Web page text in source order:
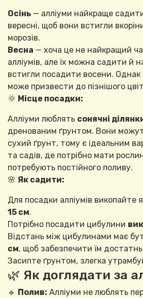
Осінь — алліуми найкраще
вересні, щоб вони встигли
морозів.
Весна — хоча це не найкращий
алліумів, але їх можна садити й
встигли посадити восени. Однак
може призвести до пізнішого
🌞 Місце посадки:
Алліуми люблять сонячні
дренованим ґрунтом. Вони
сухий ґрунт, тому є ідеальним
та садів, де потрібно мати
потребують постійного поливу.
🌸 Як садити:
Для посадки алліумів викопайте
15 см.
Потрібно посадити цибулини
Відстань між цибулинами має
см, щоб забезпечити їм
Засипте ґрунтом, злегка
🌿 Як доглядати за
🔹 Полив: Алліуми не люблять